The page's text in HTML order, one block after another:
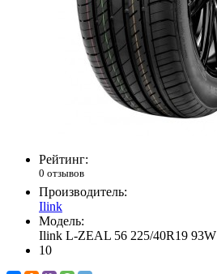
Рейтинг:
0 отзывов
Производитель:
Ilink
Модель:
Ilink L-ZEAL 56 225/40R19 93W
10